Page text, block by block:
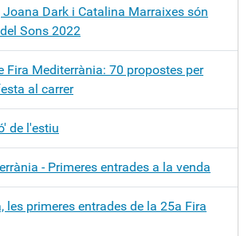
Joana Dark i Catalina Marraixes són
Sons 2022
Fira Mediterrània: 70 propostes per
al carrer
de l'estiu
- Primeres entrades a la venda
les primeres entrades de la 25a Fira